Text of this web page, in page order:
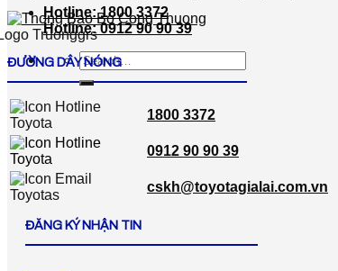
Hotline: 1800 3372
Hotline: 0912 90 90 39
Search
for:
ĐƯỜNG DÂY NÓNG
1800 3372
0912 90 90 39
cskh@toyotagialai.com.vn
ĐĂNG KÝ NHẬN TIN